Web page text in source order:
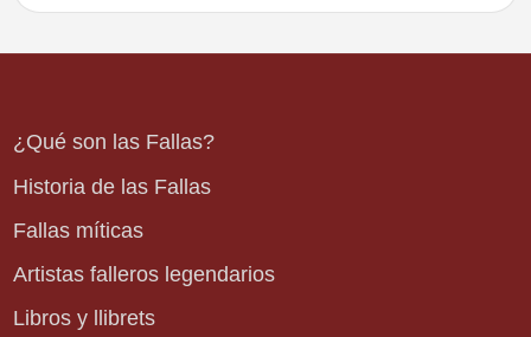
¿Qué son las Fallas?
Historia de las Fallas
Fallas míticas
Artistas falleros legendarios
Libros y llibrets